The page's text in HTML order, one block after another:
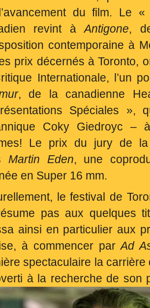
du film. Le
revint àAntigone,
contemporaine à
prix décernés à Toronto,
Internationale, l’un
, de la canadienne
Spéciales »,
Coky Giedroyc –
Le prix du jury de
Martin Eden, une
en Super 16 mm.
le festival de
pas aux quelques
ainsi en particulier aux
à commencer parAd
spectaculaire la
à la recherche de